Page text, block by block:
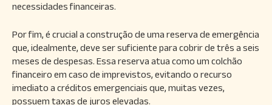
necessidades financeiras.
Por fim, é crucial a construção de uma reserva de emergência
que, idealmente, deve ser suficiente para cobrir de três a seis
meses de despesas. Essa reserva atua como um colchão
financeiro em caso de imprevistos, evitando o recurso
imediato a créditos emergenciais que, muitas vezes,
possuem taxas de juros elevadas.